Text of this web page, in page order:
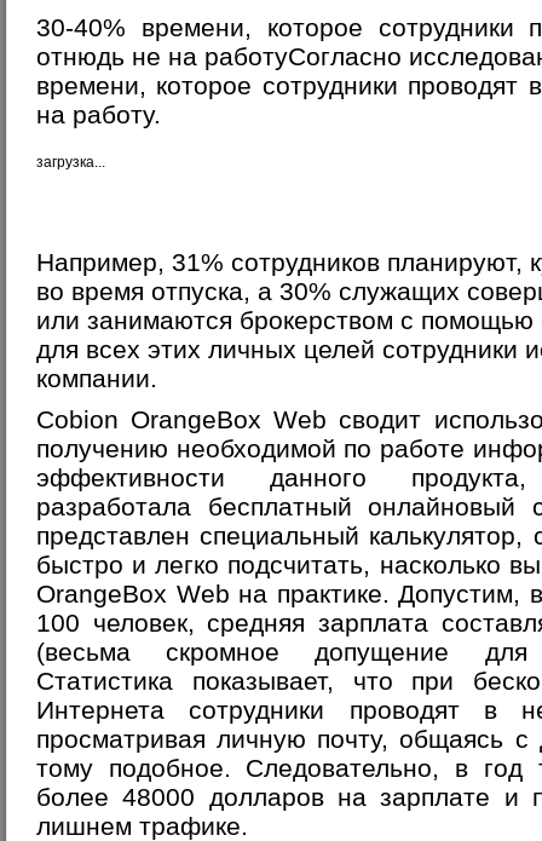
30-40% времени, которое сотрудники
отнюдь не на работуСогласно
времени, которое сотрудники проводят
на работу.
загрузка...
Например, 31% сотрудников планируют,
во время отпуска, а 30% служащих
или занимаются брокерством с помощью
для всех этих личных целей сотрудники
компании.
Cobion OrangeBox Web сводит
получению необходимой по работе
эффективности данного продукта,
разработала бесплатный онлайновый
представлен специальный
быстро и легко подсчитать, насколько
OrangeBox Web на практике. Допустим,
100 человек, средняя зарплата
(весьма скромное допущение для
Статистика показывает, что при
Интернета сотрудники проводят
просматривая личную почту, общаясь
тому подобное. Следовательно, в год
более 48000 долларов на зарплате и
лишнем трафике.